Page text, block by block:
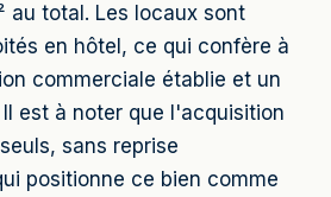
au total. Les locaux sont
en hôtel, ce qui confère à
commerciale établie et un
est à noter que l'acquisition
sans reprise
positionne ce bien comme